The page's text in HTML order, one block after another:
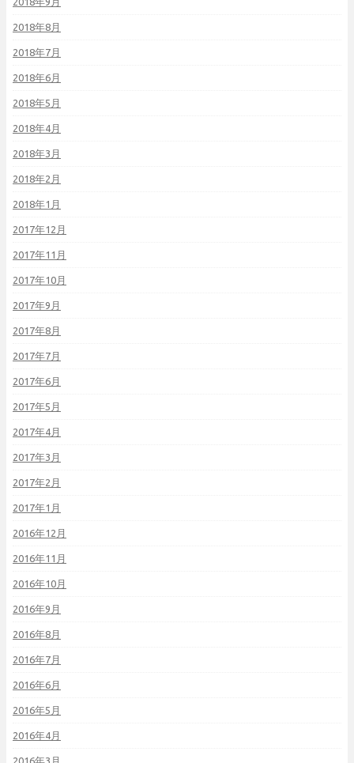
2018年8月
2018年7月
2018年6月
2018年5月
2018年4月
2018年3月
2018年2月
2018年1月
2017年12月
2017年11月
2017年10月
2017年9月
2017年8月
2017年7月
2017年6月
2017年5月
2017年4月
2017年3月
2017年2月
2017年1月
2016年12月
2016年11月
2016年10月
2016年9月
2016年8月
2016年7月
2016年6月
2016年5月
2016年4月
2016年3月